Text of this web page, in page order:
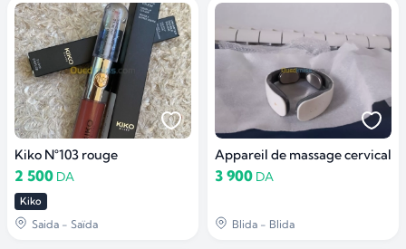
Kiko N°103 rouge
2 500 DA
Kiko
Saida - Saïda
Appareil de massage cervical
3 900 DA
Blida - Blida